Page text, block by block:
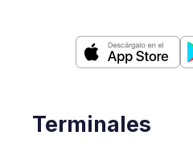
Terminales